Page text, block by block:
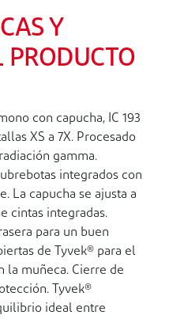
Y
PRODUCTO
con capucha, IC 193
XS a 7X. Procesado
gamma.
integrados con
La capucha se ajusta a
cintas integradas.
para un buen
de Tyvek® para el
la muñeca. Cierre de
Tyvek®
ideal entre